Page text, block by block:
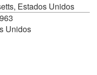
Estados Unidos
Unidos